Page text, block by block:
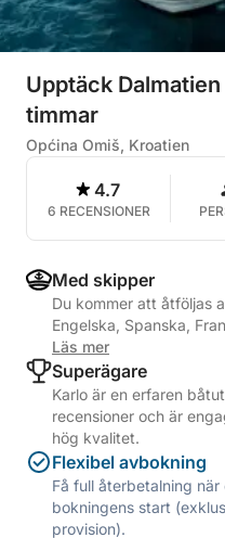
Upptäck
timmar
Općina Omiš, Kroatien
4.7
6 RECENSIONER
Med skipper
Du kommer att åtföljas
Engelska, Spanska,
Läs mer
Superägare
Karlo är en erfaren
recensioner och är
hög kvalitet.
Flexibel avbokning
Få full återbetalning
bokningens start
provision).